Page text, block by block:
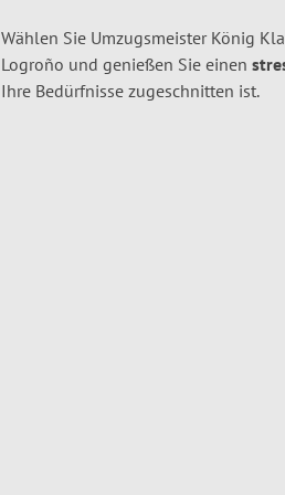
Wählen Sie Umzugsmeister König
Logroño und genießen Sie einen
Ihre Bedürfnisse zugeschnitten ist.